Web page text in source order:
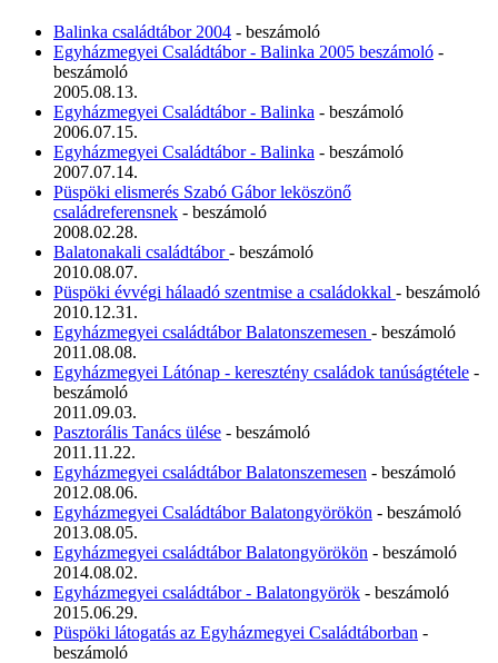
Balinka családtábor 2004 - beszámoló
Egyházmegyei Családtábor - Balinka 2005 beszámoló -
beszámoló
2005.08.13.
Egyházmegyei Családtábor - Balinka - beszámoló
2006.07.15.
Egyházmegyei Családtábor - Balinka - beszámoló
2007.07.14.
Püspöki elismerés Szabó Gábor leköszönő
családreferensnek - beszámoló
2008.02.28.
Balatonakali családtábor- beszámoló
2010.08.07.
Püspöki évvégi hálaadó szentmise a családokkal - beszámoló
2010.12.31.
Egyházmegyei családtábor Balatonszemesen - beszámoló
2011.08.08.
Egyházmegyei Látónap - keresztény családok tanúságtétele -
beszámoló
2011.09.03.
Pasztorális Tanács ülése - beszámoló
2011.11.22.
Egyházmegyei családtábor Balatonszemesen - beszámoló
2012.08.06.
Egyházmegyei Családtábor Balatongyörökön - beszámoló
2013.08.05.
Egyházmegyei családtábor Balatongyörökön - beszámoló
2014.08.02.
Egyházmegyei családtábor - Balatongyörök - beszámoló
2015.06.29.
Püspöki látogatás az Egyházmegyei Családtáborban -
beszámoló